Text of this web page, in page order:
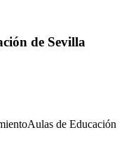
de Sevilla
Aulas de Educación